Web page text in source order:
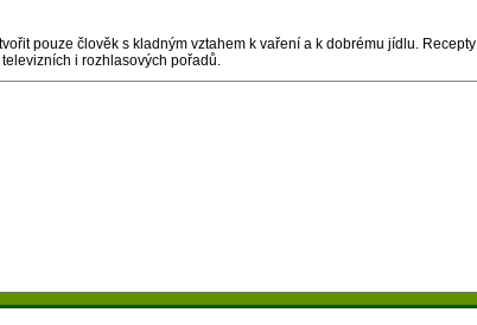
pouze člověk s kladným vztahem k vaření a k dobrému jídlu. Recepty
i rozhlasových pořadů.